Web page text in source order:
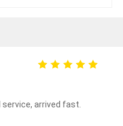
service, arrived fast.